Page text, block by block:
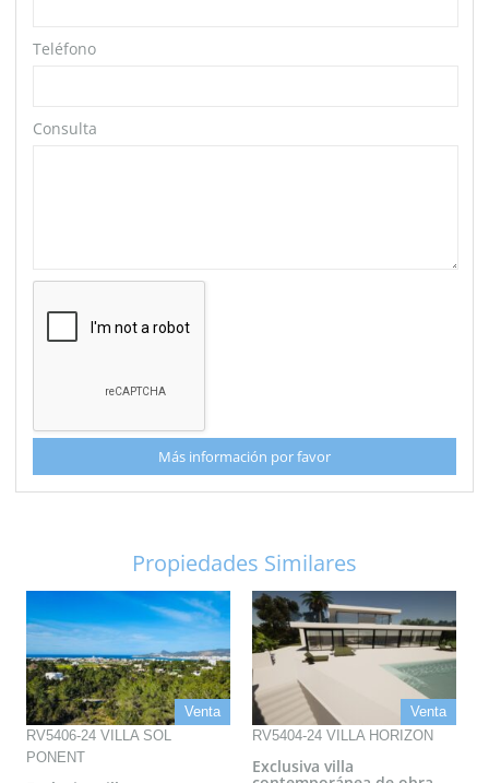
Teléfono
Consulta
Más información por favor
Propiedades Similares
Venta
RV5406-24 VILLA SOL
PONENT
Venta
RV5404-24 VILLA HORIZON
Exclusiva villa